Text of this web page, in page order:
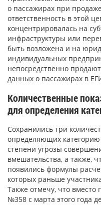
о пассажирах при
ответственность в этой
концентрировалась на
инфраструктуры или
быть возложена и на
индивидуальных
непосредственно
данных о пассажирах в
Количественные
для определения
Сохранились три
определяющих категорию
степени угрозы
вмешательства, а также,
появились формулы
которых раньше
Также отмечу, что
№358 с марта этого года